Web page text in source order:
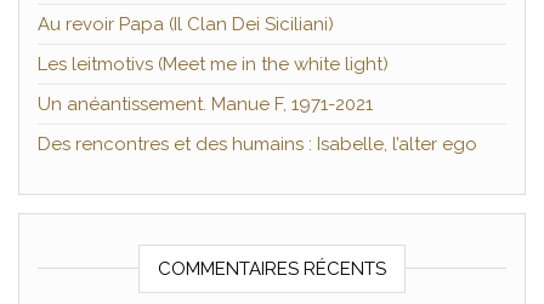
Au revoir Papa (Il Clan Dei Siciliani)
Les leitmotivs (Meet me in the white light)
Un anéantissement. Manue F, 1971-2021
Des rencontres et des humains : Isabelle, l’alter ego
COMMENTAIRES RÉCENTS